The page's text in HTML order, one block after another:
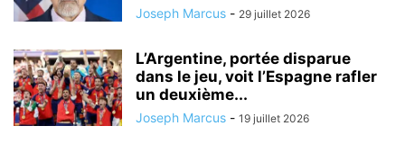
Joseph Marcus - 29 juillet 2026
L’Argentine, portée disparue
dans le jeu, voit l’Espagne rafler
un deuxième...
Joseph Marcus - 19 juillet 2026